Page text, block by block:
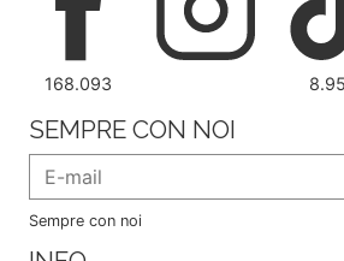
168.093
SEMPRE CON NOI
Sempre con noi